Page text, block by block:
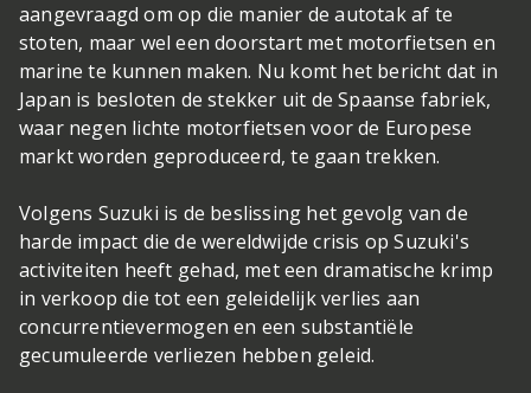
aangevraagd om op die manier de autotak af te
stoten, maar wel een doorstart met motorfietsen en
marine te kunnen maken. Nu komt het bericht dat in
Japan is besloten de stekker uit de Spaanse fabriek,
waar negen lichte motorfietsen voor de Europese
markt worden geproduceerd, te gaan trekken.
Volgens Suzuki is de beslissing het gevolg van de
harde impact die de wereldwijde crisis op Suzuki's
activiteiten heeft gehad, met een dramatische krimp
in verkoop die tot een geleidelijk verlies aan
concurrentievermogen en een substantiële
gecumuleerde verliezen hebben geleid.